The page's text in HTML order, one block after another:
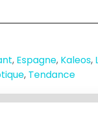
, Espagne, Kaleos,
, Tendance